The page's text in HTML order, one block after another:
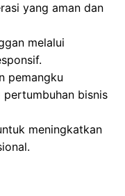
yang aman dan
melalui
pemangku
bisnis
meningkatkan